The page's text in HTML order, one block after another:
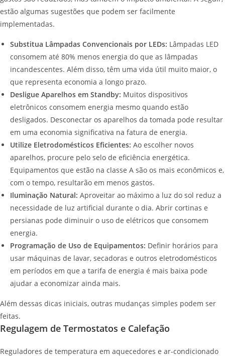
estão algumas sugestões que podem ser facilmente
implementadas.
Substitua Lâmpadas Convencionais por LEDs: Lâmpadas LED
consomem até 80% menos energia do que as lâmpadas
incandescentes. Além disso, têm uma vida útil muito maior, o
que representa economia a longo prazo.
Desligue Aparelhos em Standby: Muitos dispositivos
eletrônicos consomem energia mesmo quando estão
desligados. Desconectar os aparelhos da tomada pode resultar
em uma economia significativa na fatura de energia.
Utilize Eletrodomésticos Eficientes: Ao escolher novos
aparelhos, procure pelo selo de eficiência energética.
Equipamentos que estão na classe A são os mais econômicos e,
com o tempo, resultarão em menos gastos.
Iluminação Natural: Aproveitar ao máximo a luz do sol reduz a
necessidade de luz artificial durante o dia. Abrir cortinas e
persianas pode diminuir o uso de elétricos que consomem
energia.
Programação de Uso de Equipamentos: Definir horários para
usar máquinas de lavar, secadoras e outros eletrodomésticos
em períodos em que a tarifa de energia é mais baixa pode
ajudar a economizar ainda mais.
Além dessas dicas iniciais, outras mudanças simples podem ser
feitas.
Regulagem de Termostatos e Calefação
Reguladores de temperatura em aquecedores e ar-condicionado